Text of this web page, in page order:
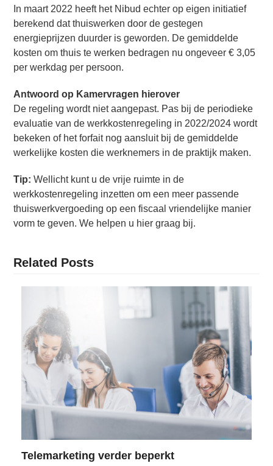
In maart 2022 heeft het Nibud echter op eigen initiatief
berekend dat thuiswerken door de gestegen
energieprijzen duurder is geworden. De gemiddelde
kosten om thuis te werken bedragen nu ongeveer € 3,05
per werkdag per persoon.
Antwoord op Kamervragen hierover
De regeling wordt niet aangepast. Pas bij de periodieke
evaluatie van de werkkostenregeling in 2022/2024 wordt
bekeken of het forfait nog aansluit bij de gemiddelde
werkelijke kosten die werknemers in de praktijk maken.
Tip: Wellicht kunt u de vrije ruimte in de
werkkostenregeling inzetten om een meer passende
thuiswerkvergoeding op een fiscaal vriendelijke manier
vorm te geven. We helpen u hier graag bij.
Related Posts
Telemarketing verder beperkt